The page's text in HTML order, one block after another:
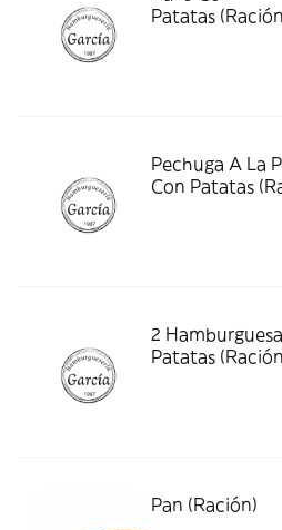
Patatas
Pechuga A La
Con Patatas
2
Patatas
Pan (Ración)